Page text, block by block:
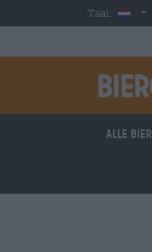
Skip to main content
Taal:
Alle